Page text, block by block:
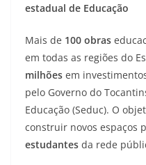
estadual de Educação
Mais de 100 obras
em todas as regiões do
milhões em
pelo Governo do
Educação (Seduc). O
construir novos espaços
estudantes da rede